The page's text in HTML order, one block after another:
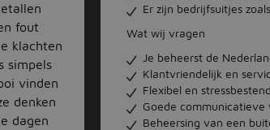
fout
klachten
simpels
vinden
denken
dagen
Er zijn bedrijfsuitjes
Wat wij vragen
Je beheerst de
Klantvriendelijk en
Flexibel en
Goede communicatieve
Beheersing van een